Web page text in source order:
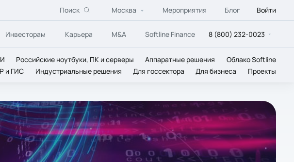
Поиск Москва Мероприятия Блог Войти
Инвесторам Карьера M&A Softline Finance 8 (800) 232-0023
Российские ноутбуки, ПК и серверы Аппаратные решения
Облако Softline
и ГИС
Индустриальные решения Для госсектора Для бизнеса Проекты